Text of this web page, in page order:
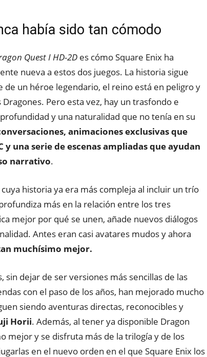
había sido tan cómodo
Quest I HD-2D es cómo Square Enix ha
nueva a estos dos juegos. La historia sigue
un héroe legendario, el reino está en peligro y
Pero esta vez, hay un trasfondo e
y una naturalidad que no tenía en su
animaciones exclusivas que
y una serie de escenas ampliadas que ayudan
narrativo.
cuya historia ya era más compleja al incluir un trío
más en la relación entre los tres
mejor por qué se unen, añade nuevos diálogos
Antes eran casi avatares mudos y ahora
muchísimo mejor.
sin dejar de ser versiones más sencillas de las
con el paso de los años, han mejorado mucho
siendo aventuras directas, reconocibles y
Horii. Además, al tener ya disponible Dragon
mejor y se disfruta más de la trilogía y de los
en el nuevo orden en el que Square Enix los